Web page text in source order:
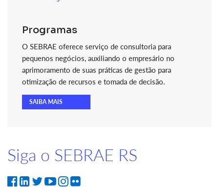
Programas
O SEBRAE oferece serviço de consultoria para
pequenos negócios, auxiliando o empresário no
aprimoramento de suas práticas de gestão para
otimização de recursos e tomada de decisão.
SAIBA MAIS
Siga o SEBRAE RS